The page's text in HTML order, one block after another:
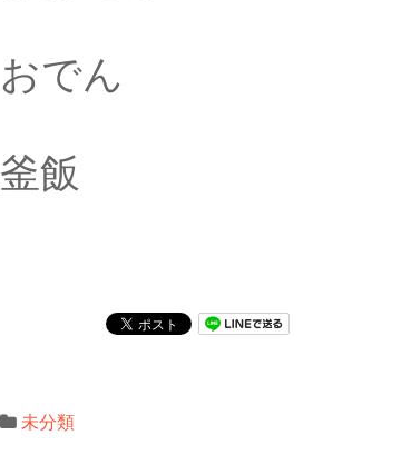
おでん
釜飯
未分類